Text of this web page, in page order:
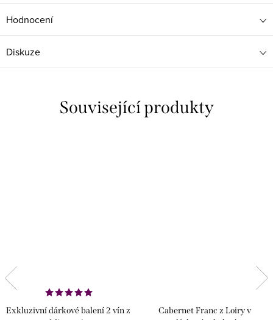
Hodnocení
Diskuze
Související produkty
Exkluzivní dárkové balení 2 vín z
Cabernet Franc z Loiry v